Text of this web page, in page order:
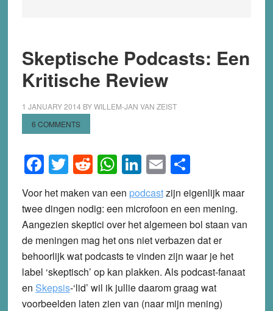
Skeptische Podcasts: Een
Kritische Review
1 JANUARY 2014 BYWILLEM-JAN VAN ZEIST
6 COMMENTS
Facebook
Twitter
Reddit
WhatsApp
LinkedIn
EmailShare
Voor het maken van een podcastzijn eigenlijk maar
twee dingen nodig: een microfoon en een mening.
Aangezien skeptici over het algemeen bol staan van
de meningen mag het ons niet verbazen dat er
behoorlijk wat podcasts te vinden zijn waar je het
label ‘skeptisch’ op kan plakken. Als podcast-fanaat
en Skepsis-‘lid’ wil ik jullie daarom graag wat
voorbeelden laten zien van (naar mijn mening)